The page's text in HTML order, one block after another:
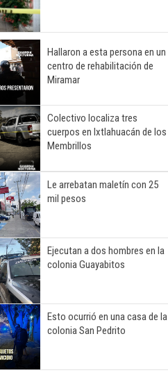
Hallaron a esta persona en un
centro de rehabilitación de
Miramar
Colectivo localiza tres
cuerpos en Ixtlahuacán de los
Membrillos
Le arrebatan maletín con 25
mil pesos
Ejecutan a dos hombres en la
colonia Guayabitos
Esto ocurrió en una casa de la
colonia San Pedrito